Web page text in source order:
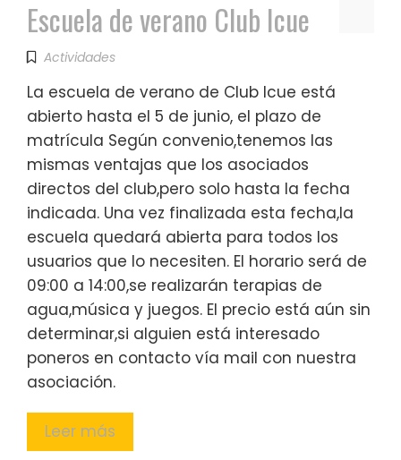
Escuela de verano Club Icue
Actividades
La escuela de verano de Club Icue está
abierto hasta el 5 de junio, el plazo de
matrícula Según convenio,tenemos las
mismas ventajas que los asociados
directos del club,pero solo hasta la fecha
indicada. Una vez finalizada esta fecha,la
escuela quedará abierta para todos los
usuarios que lo necesiten. El horario será de
09:00 a 14:00,se realizarán terapias de
agua,música y juegos. El precio está aún sin
determinar,si alguien está interesado
poneros en contacto vía mail con nuestra
asociación.
Leer más